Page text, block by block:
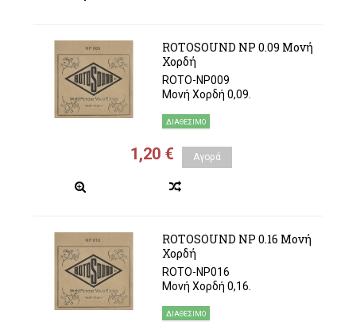
ROTOSOUND NP 0.09 Μονή
Χορδή
ROTO-NP009
Μονή Χορδή 0,09.
ΔΙΑΘΈΣΙΜΟ
1,20 € Αγορά
ROTOSOUND NP 0.16 Μονή
Χορδή
ROTO-NP016
Μονή Χορδή 0,16.
ΔΙΑΘΈΣΙΜΟ